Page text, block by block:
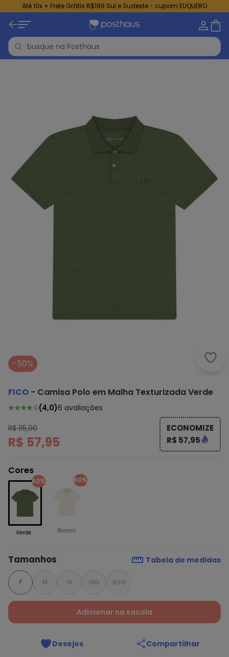
Até 10x + Frete Grátis R$199 Sul e Sudeste - cupom EUQUERO
Fico
-50%
FICO - Camisa Polo em Malha Texturizada Verde
(4,0)6 avaliações
R$ 115,90
R$ 57,95
ECONOMIZE
R$ 57,95
Cores
60%
Verde
60%
Branco
Tamanhos Tabela de medidas
P M G GG XGG
Adicionar na sacola
Desejos Compartilhar